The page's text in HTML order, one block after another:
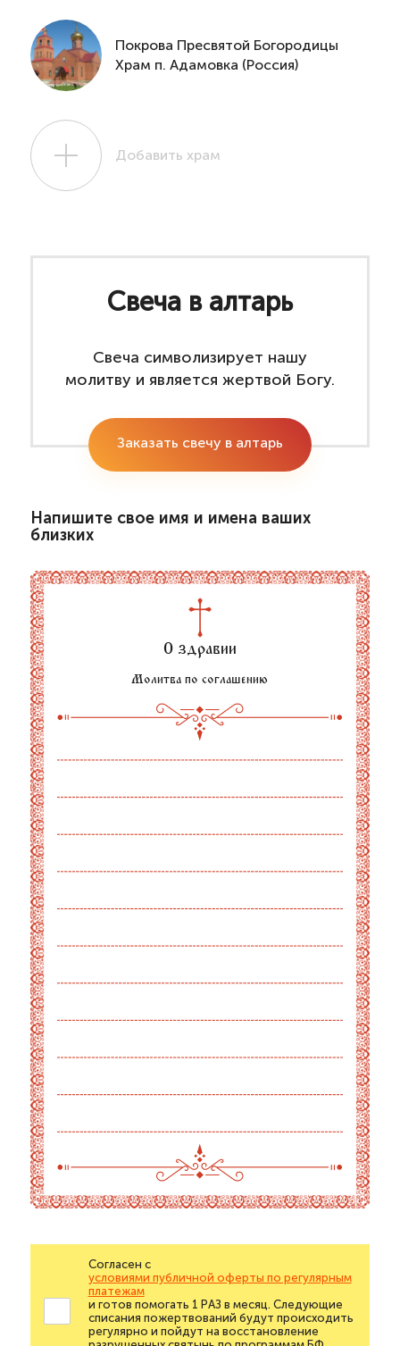
Покрова Пресвятой Богородицы
Храм п. Адамовка (Россия)
Добавить храм
Свеча в алтарь
Свеча символизирует нашу
молитву и является жертвой Богу.
Заказать свечу в алтарь
Напишите свое имя и имена ваших
близких
О здравии
Молитва по соглашению
Согласен с
условиями публичной оферты по регулярным
платежам
и готов помогать 1 РАЗ в месяц. Следующие
списания пожертвований будут происходить
регулярно и пойдут на восстановление